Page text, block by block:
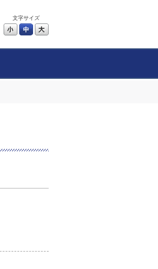
文字サイズ
小 中